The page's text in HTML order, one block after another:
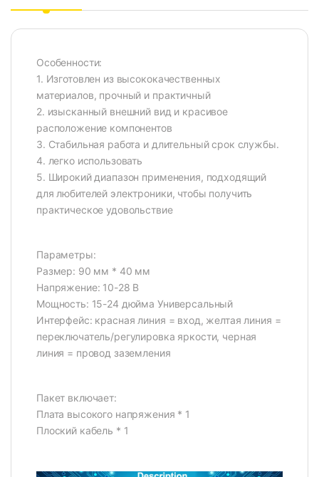
Особенности:
1. Изготовлен из высококачественных
материалов, прочный и практичный
2. изысканный внешний вид и красивое
расположение компонентов
3. Стабильная работа и длительный срок службы.
4. легко использовать
5. Широкий диапазон применения, подходящий
для любителей электроники, чтобы получить
практическое удовольствие
Параметры:
Размер: 90 мм * 40 мм
Напряжение: 10-28 В
Мощность: 15-24 дюйма Универсальный
Интерфейс: красная линия = вход, желтая линия =
переключатель/регулировка яркости, черная
линия = провод заземления
Пакет включает:
Плата высокого напряжения * 1
Плоский кабель * 1